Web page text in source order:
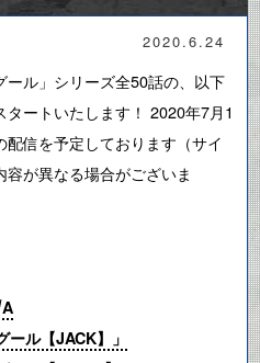
2020.6.24
ル」シリーズ全50話の、以下
ートいたします！ 2020年7月1
信を予定しております（サイ
容が異なる場合がございま
ル【JACK】」